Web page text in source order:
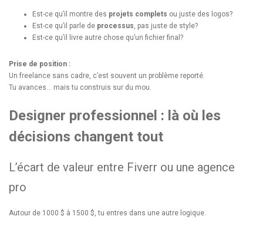
Est-ce qu’il montre des projets complets ou juste des logos?
Est-ce qu’il parle de processus, pas juste de style?
Est-ce qu’il livre autre chose qu’un fichier final?
Prise de position :
Un freelance sans cadre, c’est souvent un problème reporté.
Tu avances… mais tu construis sur du mou.
Designer professionnel : là où les
décisions changent tout
L’écart de valeur entre Fiverr ou une agence
pro
Autour de 1000 $ à 1500 $, tu entres dans une autre logique.